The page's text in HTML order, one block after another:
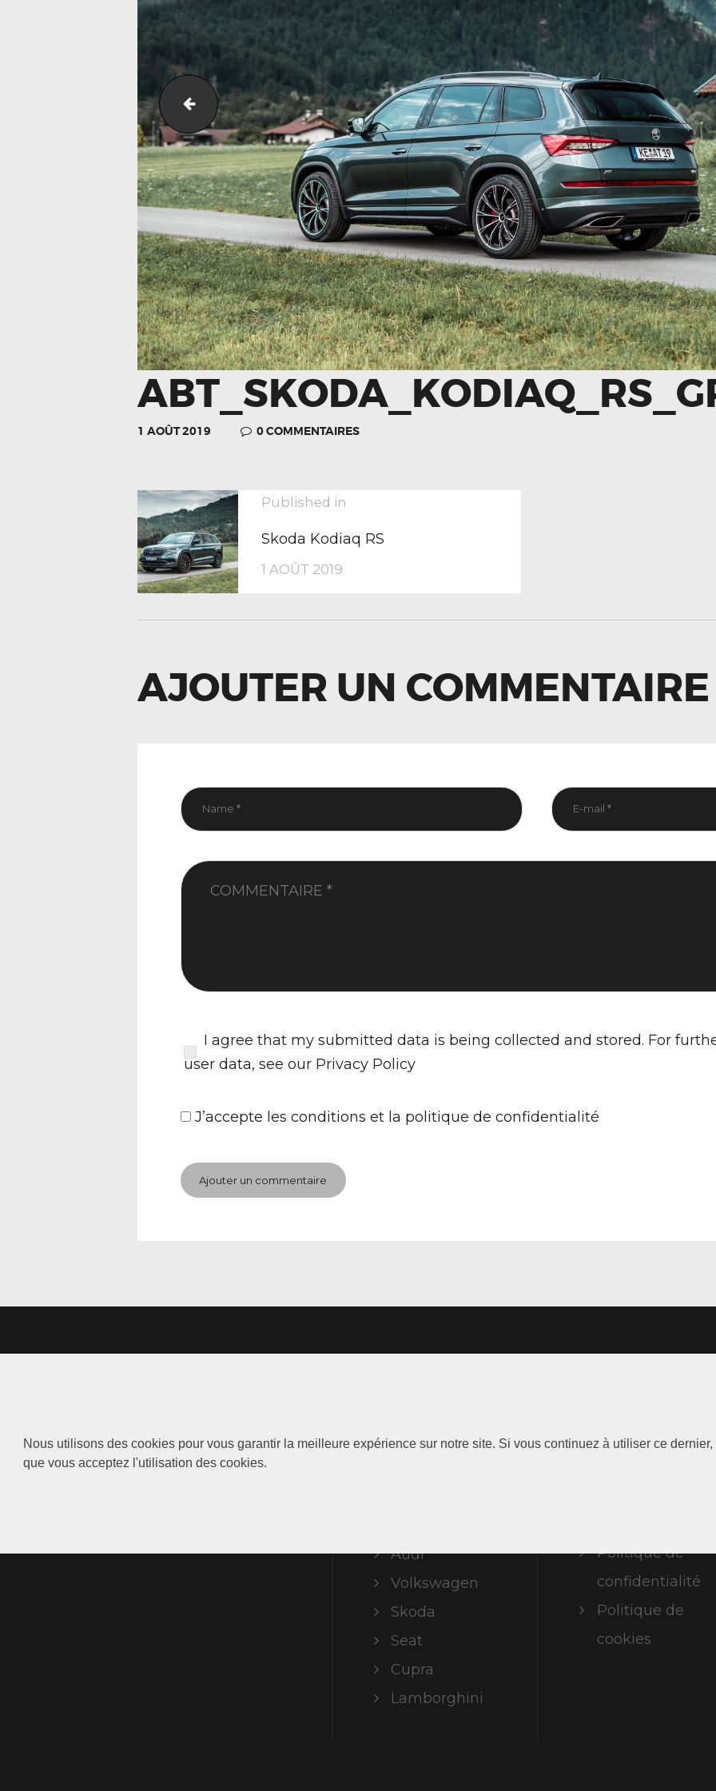
Nous utilisons des cookies pour vous garantir la meilleure expérience sur notre site. Si vous continuez à utiliser ce
que vous acceptez l'utilisation des cookies.
ABT_Skoda_Kodiaq_RS_GR20_6
1 AOÛT 2019 0 COMMENTAIRES
NAVIGATION
DE
L’ARTICLE
Published in
Skoda Kodiaq RS
1 AOÛT 2019
AJOUTER UN COMMENTAIRE
I agree that my submitted data is being collected and stored. For
user data, see our Privacy Policy
J’accepte les conditions et la politique de confidentialité
Audi
Volkswagen
Skoda
Seat
Cupra
Lamborghini
Politique de
confidentialité
Politique de
cookies